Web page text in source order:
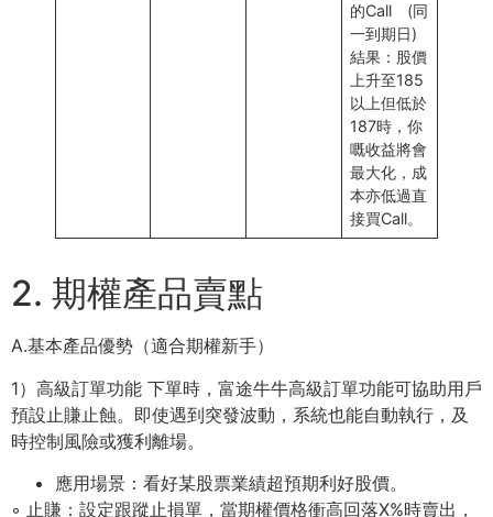
的Call (同
⼀到期⽇)
結果：股價
上升⾄185
以上但低於
187時，你
嘅收益將會
最⼤化，成
本亦低過直
接買Call。
2. 期權產品賣點
A.基本產品優勢（適合期權新⼿）
1）⾼級訂單功能 下單時，富途⽜⽜⾼級訂單功能可協助⽤戶
預設⽌賺⽌蝕。即使遇到突發波動，系統也能⾃動執⾏，及
時控制⾵險或獲利離場。
應⽤場景：看好某股票業績超預期利好股價。
◦ ⽌賺：設定跟蹤⽌損單，當期權價格衝⾼回落X%時賣出，